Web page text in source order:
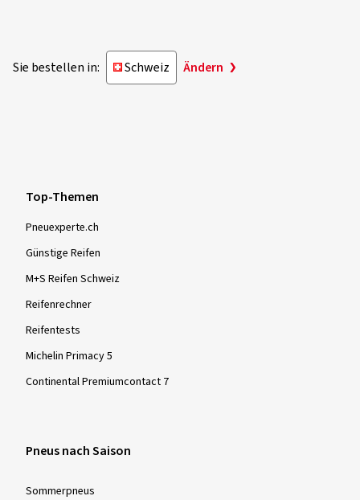
Sie bestellen in: Schweiz Ändern
Top-Themen
Pneuexperte.ch
Günstige Reifen
M+S Reifen Schweiz
Reifenrechner
Reifentests
Michelin Primacy 5
Continental Premiumcontact 7
Pneus nach Saison
Sommer­pneus